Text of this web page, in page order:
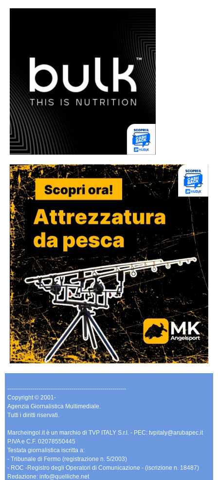
-------------------------------------------------------------
Copyright © 2001-
Agenzia Giornalistica Multimediale.
Tutti i diritti riservati.
Marcheingol.it è un marchio di TVP ITALY S.r.l. - PEC: tvpitaly@arubapec.it
P.IVA e C.F. 02078550445
Testata giornalistica iscritta a:
- Tribunale di Fermo (registrazione n. 5/2003)
- ROC -Registro degli Operatori di Comunicazione - (iscrizione n. 18487)
Redazione: info@quelliche.net